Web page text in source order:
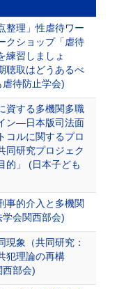
整理」性虐待ワー
クショップ「虐待
練習しましょ
聴取はどうあるべ
待防止学会)
資する多機関多職
ン―日本版司法面
コルに関するプロ
研究プロジェク
的」 (日本子ども
事的介入と多機関
会関西部会)
現象（共同研究：
犯理論の再構
西部会)